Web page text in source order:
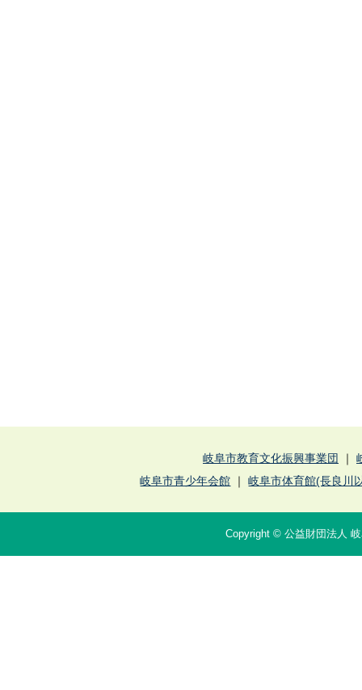
岐阜市教育文化振興事業団 ｜
岐阜市青少年会館 ｜岐阜市体育館(長良川
Copyright © 公益財団法人